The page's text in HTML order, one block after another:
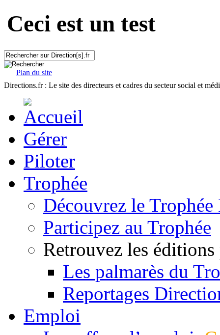
Ceci est un test
Plan du site
Directions.fr : Le site des directeurs et cadres du secteur social et
Gérer
Piloter
Trophée
Découvrez le
Participez au Trophée
Retrouvez les éditions
Les palmarès du
Reportages
Emploi